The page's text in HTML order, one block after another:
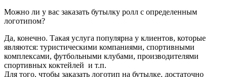
Можно ли у вас заказать бутылку ролл с определенным
логотипом?
Да, конечно. Такая услуга популярна у клиентов, которые
являются: туристическими компаниями, спортивными
комплексами, футбольными клубами, производителями
спортивных коктейлей и т.п.
Для того, чтобы заказать логотип на бутылке, достаточно